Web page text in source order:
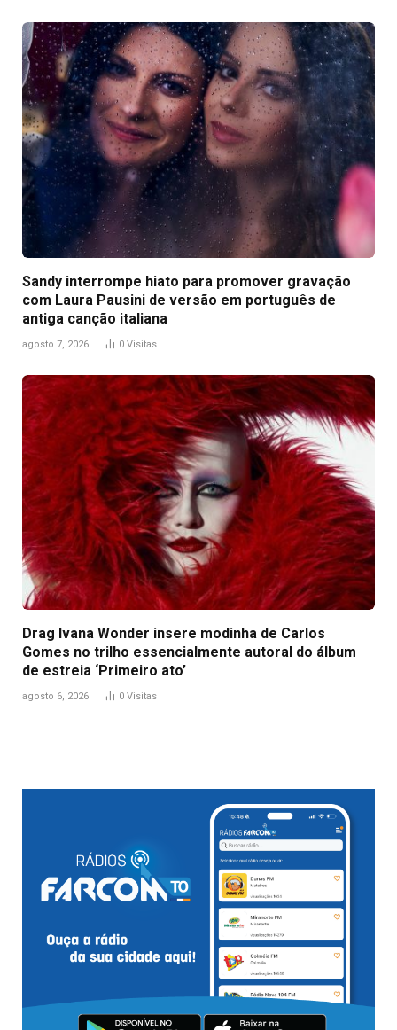
Sandy interrompe hiato para promover gravação
com Laura Pausini de versão em português de
antiga canção italiana
agosto 7, 2026 0 Visitas
Drag Ivana Wonder insere modinha de Carlos
Gomes no trilho essencialmente autoral do álbum
de estreia ‘Primeiro ato’
agosto 6, 2026 0 Visitas